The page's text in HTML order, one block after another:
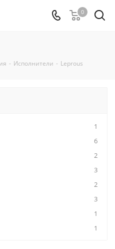
0
- Исполнители - Leprous
1
6
2
3
2
3
1
1